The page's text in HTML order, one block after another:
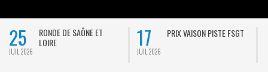
25
JUIL 2026
RONDE DE SAÔNE ET
LOIRE
17
JUIL 2026
PRIX VAISON PISTE FSGT